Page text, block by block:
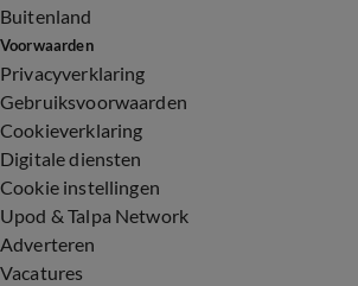
Buitenland
Voorwaarden
Privacyverklaring
Gebruiksvoorwaarden
Cookieverklaring
Digitale diensten
Cookie instellingen
Upod & Talpa Network
Adverteren
Vacatures